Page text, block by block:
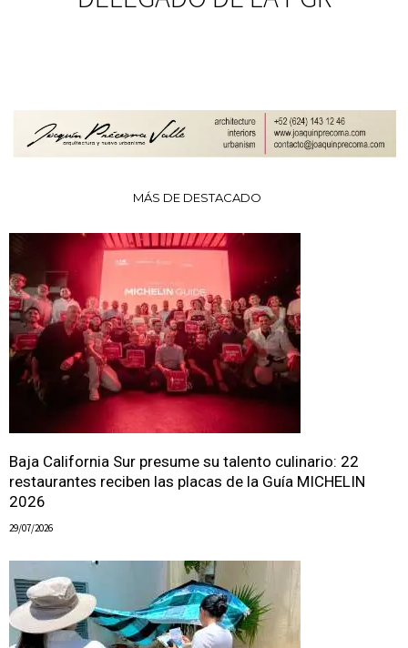
MÁS DE DESTACADO
Baja California Sur presume su talento culinario: 22
restaurantes reciben las placas de la Guía MICHELIN
2026
29/07/2026